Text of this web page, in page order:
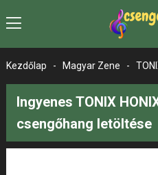
Kezdőlap - Magyar Zene -
Ingyenes TONIX
csengőhang letöltése